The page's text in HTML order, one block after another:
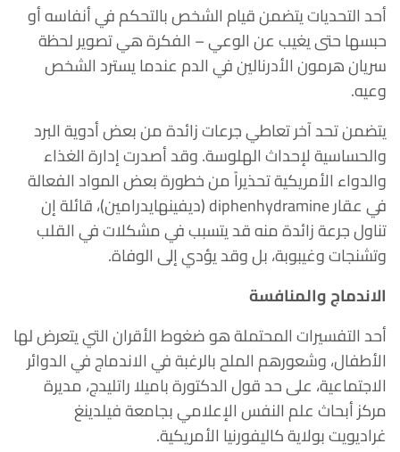
أحد التحديات يتضمن قيام الشخص بالتحكم في أنفاسه أو
حبسها حتى يغيب عن الوعي – الفكرة هي تصوير لحظة
سريان هرمون الأدرنالين في الدم عندما يسترد الشخص
وعيه.
يتضمن تحد آخر تعاطي جرعات زائدة من بعض أدوية البرد
والحساسية لإحداث الهلوسة. وقد أصدرت إدارة الغذاء
والدواء الأمريكية تحذيراً من خطورة بعض المواد الفعالة
في عقار diphenhydramine (ديفينهايدرامين)، قائلة إن
تناول جرعة زائدة منه قد يتسبب في مشكلات في القلب
وتشنجات وغيبوبة، بل وقد يؤدي إلى الوفاة.
الاندماج والمنافسة
أحد التفسيرات المحتملة هو ضغوط الأقران التي يتعرض لها
الأطفال، وشعورهم الملح بالرغبة في الاندماج في الدوائر
الاجتماعية، على حد قول الدكتورة باميلا راتليدج، مديرة
مركز أبحاث علم النفس الإعلامي بجامعة فيلدينغ
غراديويت بولاية كاليفورنيا الأمريكية.